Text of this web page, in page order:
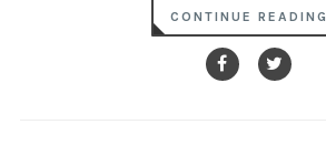
CONTINUE READING